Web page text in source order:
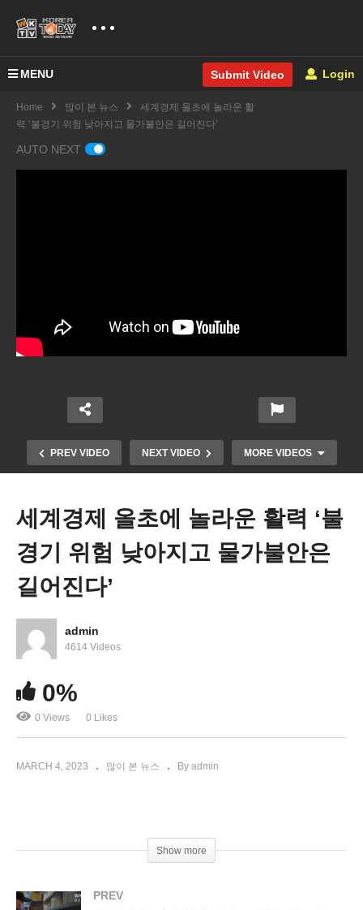
MENU Submit Video Login
Home 많이 본 뉴스
세계경제 올초에 놀라운 활
력 ‘불경기 위험 낮아지고 물가불안은 길어진다’
AUTO NEXT
PREV VIDEO NEXT VIDEO MORE VIDEOS
미국 젊은층 대장암 환자 크게 늘고 있다 ‘노년 발병
보다 더 위험’
세계경제 올초에 놀라운 활력 ‘불
경기 위험 낮아지고 물가불안은
길어진다’
admin
4614 Videos
0%
0 Views 0 Likes
MARCH 4, 2023 많이 본 뉴스 By admin
Show more
PREV